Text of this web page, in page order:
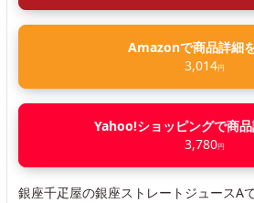
Amazonで商品詳細
3,014円
Yahoo!ショッピングで商
3,780円
銀座千疋屋の銀座ストレートジュースA